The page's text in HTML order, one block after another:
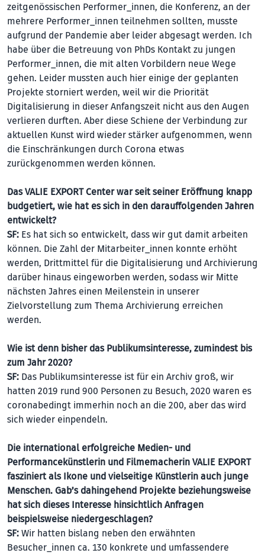
zeitgenössischen Performer_innen, die Konferenz, an der
mehrere Performer_innen teilnehmen sollten, musste
aufgrund der Pandemie aber leider abgesagt werden. Ich
habe über die Betreuung von PhDs Kontakt zu jungen
Performer_innen, die mit alten Vorbildern neue Wege
gehen. Leider mussten auch hier einige der geplanten
Projekte storniert werden, weil wir die Priorität
Digitalisierung in dieser Anfangszeit nicht aus den Augen
verlieren durften. Aber diese Schiene der Verbindung zur
aktuellen Kunst wird wieder stärker aufgenommen, wenn
die Einschränkungen durch Corona etwas
zurückgenommen werden können.
Das VALIE EXPORT Center war seit seiner Eröffnung knapp
budgetiert, wie hat es sich in den darauffolgenden Jahren
entwickelt?
SF: Es hat sich so entwickelt, dass wir gut damit arbeiten
können. Die Zahl der Mitarbeiter_innen konnte erhöht
werden, Drittmittel für die Digitalisierung und Archivierung
darüber hinaus eingeworben werden, sodass wir Mitte
nächsten Jahres einen Meilenstein in unserer
Zielvorstellung zum Thema Archivierung erreichen
werden.
Wie ist denn bisher das Publikumsinteresse, zumindest bis
zum Jahr 2020?
SF: Das Publikumsinteresse ist für ein Archiv groß, wir
hatten 2019 rund 900 Personen zu Besuch, 2020 waren es
coronabedingt immerhin noch an die 200, aber das wird
sich wieder einpendeln.
Die international erfolgreiche Medien- und
Performancekünstlerin und Filmemacherin VALIE EXPORT
fasziniert als Ikone und vielseitige Künstlerin auch junge
Menschen. Gab’s dahingehend Projekte beziehungsweise
hat sich dieses Interesse hinsichtlich Anfragen
beispielsweise nie­der­geschlagen?
SF: Wir hatten bislang neben den erwähnten
Besucher_innen ca. 130 konkrete und umfassendere